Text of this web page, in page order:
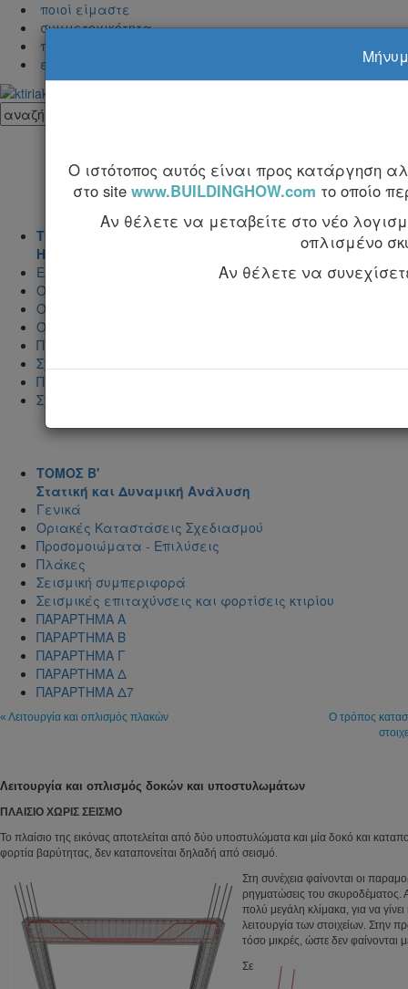
Ο ιστότοπος αυτός είναι προς κατάργηση
στο site www.BUILDINGHOW.com το οποίο
Αν θέλετε να μεταβείτε στο νέο
οπλισμένο
Αν θέλετε να
ποιοί είμαστε
συμμετοχικότητα
προβολή στα Κτιριακά
επικοινωνία
ΤΟΜΟΣ Α'
Η τέχνη της κατασκεύης και η μελέτη εφαρμογής
Εισαγωγή
Ο σκελετός του κτιρίου
Ο τρόπος κατασκευής των δομικών στοιχείων του
Ο οπλισμός των δομικών στοιχείων
Προμετρήσεις - Κοστολόγηση
Σχέδια εφαρμογής για την κατασκευή του σκελετού
Πίνακες
Σχεδιάσεις
ΤΟΜΟΣ Β'
Στατική και Δυναμική Ανάλυση
Γενικά
Οριακές Καταστάσεις Σχεδιασμού
Προσομοιώματα - Επιλύσεις
Πλάκες
Σεισμική συμπεριφορά
Σεισμικές επιταχύνσεις και φορτίσεις κτιρίου
ΠΑΡΑΡΤΗΜΑ Α
ΠΑΡΑΡΤΗΜΑ Β
ΠΑΡΑΡΤΗΜΑ Γ
ΠΑΡΑΡΤΗΜΑ Δ
ΠΑΡΑΡΤΗΜΑ Δ7
« Λειτουργία και οπλισμός πλακών
Ο τρόπος
Λειτουργία και οπλισμός δοκών και υποστυλωμάτων
ΠΛΑΙΣΙΟ ΧΩΡΙΣ ΣΕΙΣΜΟ
Το πλαίσιο της εικόνας αποτελείται από δύο υποστυλώματα και μία δοκό και
φορτία βαρύτητας, δεν καταπονείται δηλαδή από σεισμό.
Στη συνέχεια φαίνονται οι
ρηγματώσεις του σκυροδέματος.
πολύ μεγάλη κλίμακα, για να
λειτουργία των στοιχείων. Στην
τόσο μικρές, ώστε δεν φαίνονται
Σε